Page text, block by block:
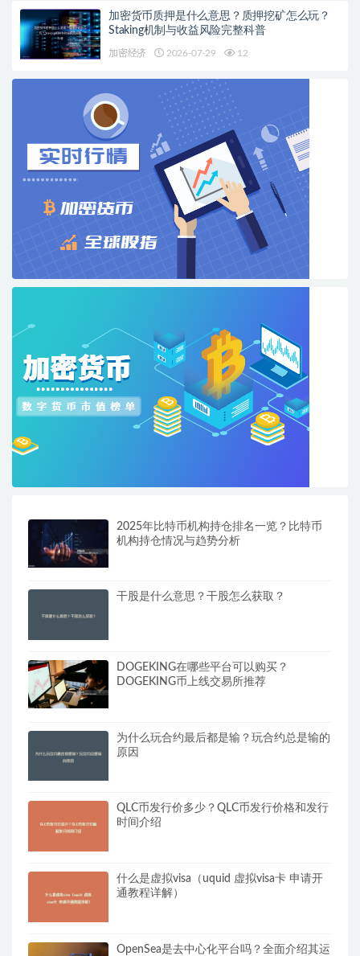
加密货币质押是什么意思？质押挖矿怎么玩？
Staking机制与收益风险完整科普
加密经济 2026-07-29 12
2025年比特币机构持仓排名一览？比特币
机构持仓情况与趋势分析
干股是什么意思？干股怎么获取？
DOGEKING在哪些平台可以购买？
DOGEKING币上线交易所推荐
为什么玩合约最后都是输？玩合约总是输的
原因
QLC币发行价多少？QLC币发行价格和发行
时间介绍
什么是虚拟visa（uquid 虚拟visa卡 申请开
通教程详解）
OpenSea是去中心化平台吗？全面介绍其运